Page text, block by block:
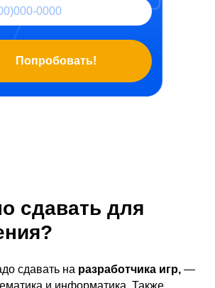
Попробовать!
сдавать для
сдавать на разработчика игр, —
и информатика. Также